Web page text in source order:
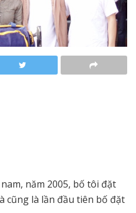
năm 2005, bố tôi đặt
cũng là lần đầu tiên bố đặt